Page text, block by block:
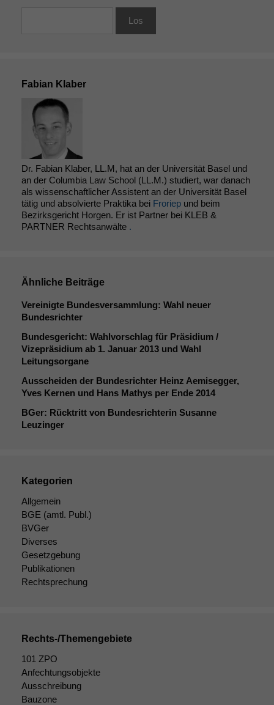
Fabian Klaber
Dr. Fabian Klaber, LL.M, hat an der Universität Basel und
an der Columbia Law School (LL.M.) studiert, war danach
als wissenschaftlicher Assistent an der Universität Basel
tätig und absolvierte Praktika bei Froriep und beim
Bezirksgericht Horgen. Er ist Partner bei KLEB &
PARTNER Rechtsanwälte .
Ähnliche Beiträge
Vereinigte Bundesversammlung: Wahl neuer
Bundesrichter
Bundesgericht: Wahlvorschlag für Präsidium /
Vizepräsidium ab 1. Januar 2013 und Wahl
Leitungsorgane
Ausscheiden der Bundesrichter Heinz Aemisegger,
Yves Kernen und Hans Mathys per Ende 2014
BGer: Rücktritt von Bundesrichterin Susanne
Leuzinger
Kategorien
Allgemein
BGE (amtl. Publ.)
BVGer
Diverses
Gesetzgebung
Publikationen
Rechtsprechung
Rechts-/Themengebiete
101 ZPO
Anfechtungsobjekte
Ausschreibung
Bauzone